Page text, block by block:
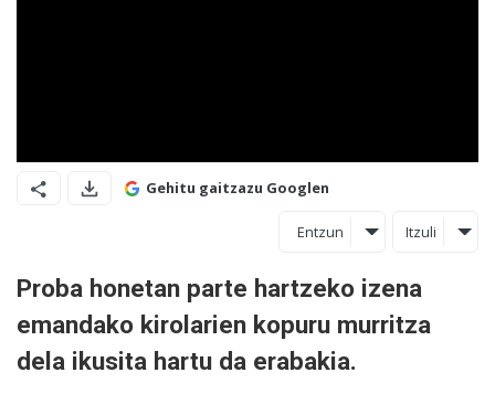
Gehitu gaitzazu Googlen
Entzun Itzuli
Proba honetan parte hartzeko izena
emandako kirolarien kopuru murritza
dela ikusita hartu da erabakia.